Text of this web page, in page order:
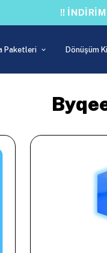
!!
Paketleri Dönüşüm